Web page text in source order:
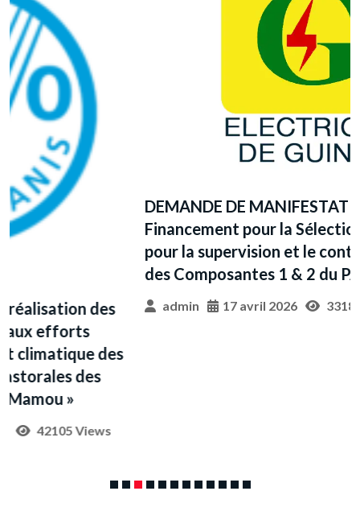
DEMANDE DE MANIFESTATIONS D’INTERET
Financement pour la Sélection d’un Bureau
pour la supervision et le contrôle des travaux
des Composantes 1 & 2 du PAAEG 2.
admin 17 avril 2026 33180 Views